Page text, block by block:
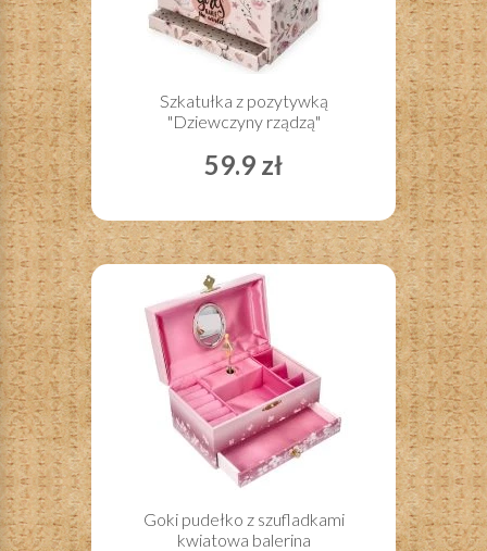
Szkatułka z pozytywką
"Dziewczyny rządzą"
59.9 zł
Goki pudełko z szufladkami
kwiatowa balerina